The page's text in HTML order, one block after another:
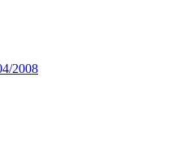
2008